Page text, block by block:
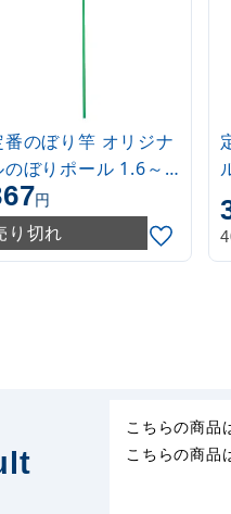
番のぼり竿 オリジナ
のぼりポール 1.6～
伸縮式 緑
円
り切れ
こちらの商品
こちらの商品